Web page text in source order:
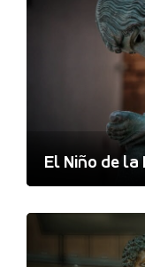
El Niño de la